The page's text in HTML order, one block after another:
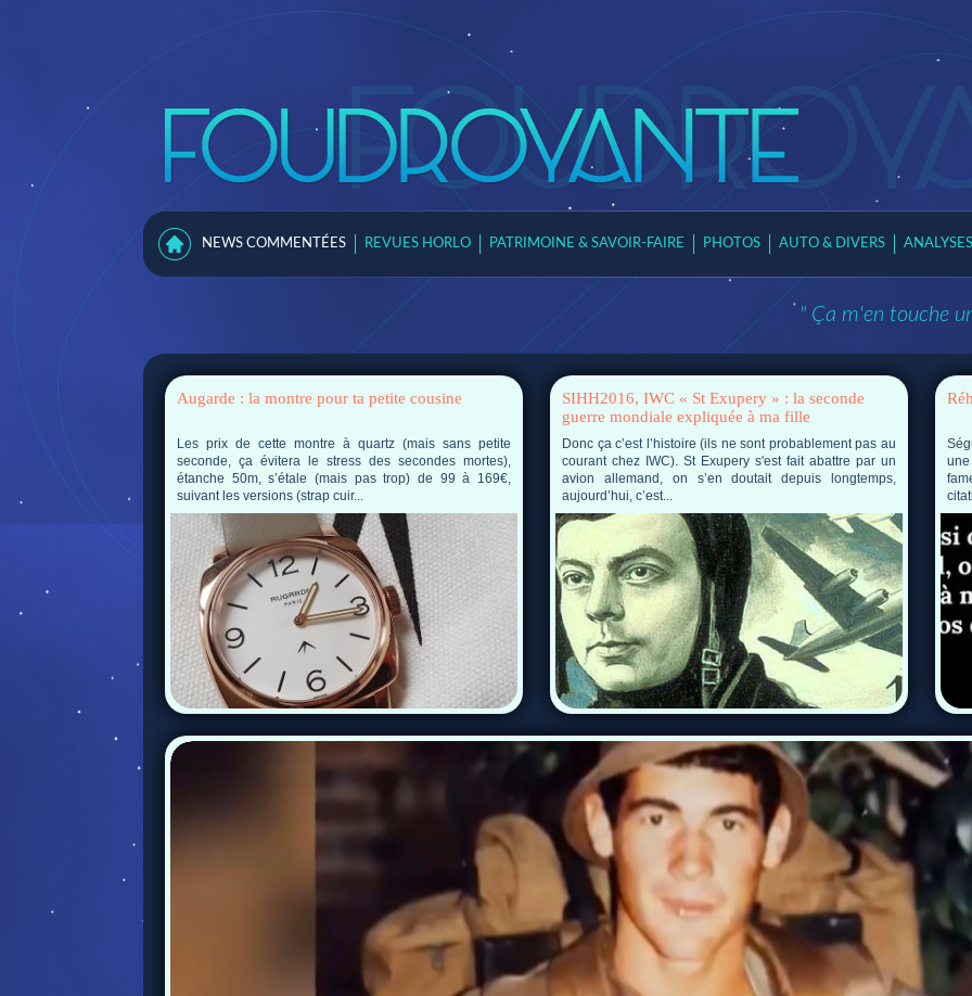
NEWS COMMENTÉES REVUES HORLO PATRIMOINE & SAVOIR-FAIRE PHOTOS AUTO & DIVERS ANALYSES
" Ça m'en touche
Augarde : la montre pour ta petite cousine
Les prix de cette montre à quartz (mais sans petite
seconde, ça évitera le stress des secondes mortes),
étanche 50m, s’étale (mais pas trop) de 99 à 169€,
suivant les versions (strap cuir...
SIHH2016, IWC « St Exupery » : la seconde
guerre mondiale expliquée à ma fille
Donc ça c’est l’histoire (ils ne sont probablement pas au
courant chez IWC). St Exupery s'est fait abattre par un
avion allemand, on s’en doutait depuis longtemps,
aujourd’hui, c’est...